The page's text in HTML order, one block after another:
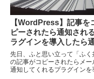
【WordPress】記事を
ピーされたら通知され
ラグインを導入したら
来まくりでおののく
先日、ふと思い立って「ふく
の記事がコピーされたらメー
通知してくれるプラグインを